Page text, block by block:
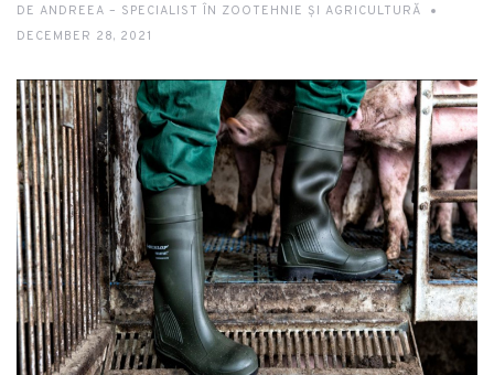
DE ANDREEA – SPECIALIST ÎN ZOOTEHNIE ȘI AGRICULTURĂ
DECEMBER 28, 2021